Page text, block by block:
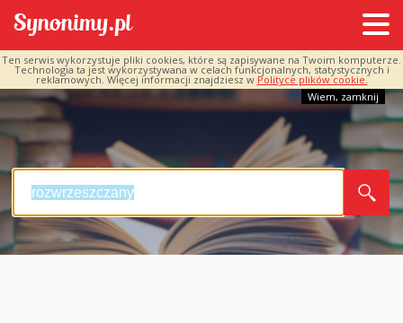
Ten serwis wykorzystuje pliki cookies, które są zapisywane na Twoim komputerze.
Technologia ta jest wykorzystywana w celach funkcjonalnych, statystycznych i
reklamowych. Więcej informacji znajdziesz w Polityce plików cookie.
Wiem, zamknij